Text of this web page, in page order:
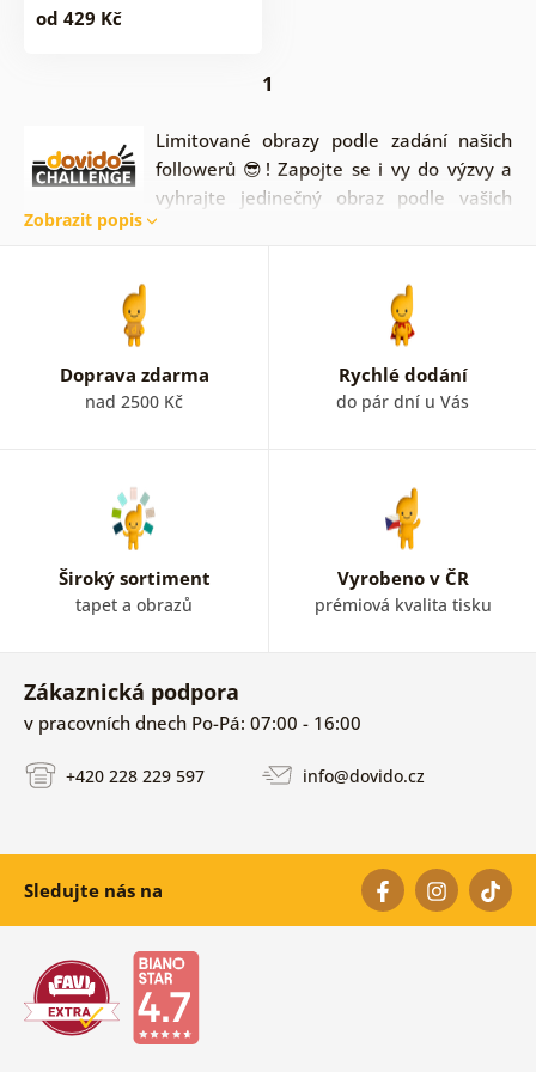
od 429 Kč
1
Limitované obrazy podle zadání našich
followerů 😎! Zapojte se i vy do výzvy a
vyhrajte jedinečný obraz podle vašich
představ. Čím bláznivější nápad, tím lépe.
komentář s největším počtem 🧡. Nemate čas zapojit se?
Nevadííí. Z obrazů vytvoříme limitovanou edici.
Nejstylovější obraz si tak můžete jednoduše objednat a
ozdobit jím váš interiér.
Zobrazit popis
Doprava zdarma
nad 2500 Kč
Rychlé dodání
do pár dní u Vás
Široký sortiment
tapet a obrazů
Vyrobeno v ČR
prémiová kvalita tisku
Zákaznická podpora
v pracovních dnech Po-Pá: 07:00 - 16:00
+420 228 229 597 info@dovido.cz
Sledujte nás na